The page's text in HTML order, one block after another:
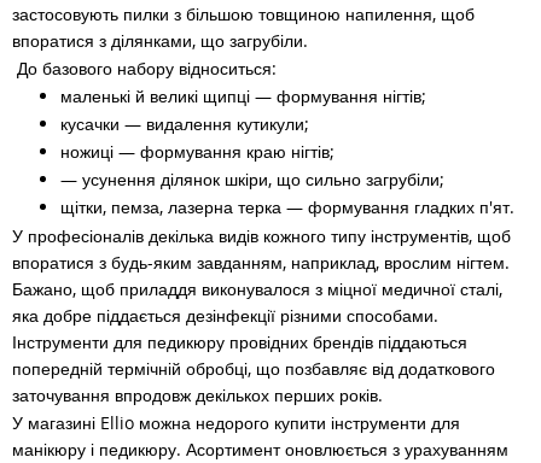
застосовують пилки з більшою товщиною напилення, щоб
впоратися з ділянками, що загрубіли.
До базового набору відноситься:
маленькі й великі щипці — формування нігтів;
кусачки — видалення кутикули;
ножиці — формування краю нігтів;
— усунення ділянок шкіри, що сильно загрубіли;
щітки, пемза, лазерна терка — формування гладких п'ят.
У професіоналів декілька видів кожного типу інструментів, щоб
впоратися з будь-яким завданням, наприклад, врослим нігтем.
Бажано, щоб приладдя виконувалося з міцної медичної сталі,
яка добре піддається дезінфекції різними способами.
Інструменти для педикюру провідних брендів піддаються
попередній термічній обробці, що позбавляє від додаткового
заточування впродовж декількох перших років.
У магазині Ellio можна недорого купити інструменти для
манікюру і педикюру. Асортимент оновлюється з урахуванням